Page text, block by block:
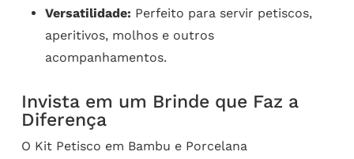
Versatilidade: Perfeito para servir petiscos,
aperitivos, molhos e outros
acompanhamentos.
Invista em um Brinde que Faz a
Diferença
O Kit Petisco em Bambu e Porcelana